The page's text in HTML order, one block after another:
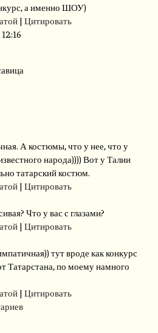
а именно ШОУ)
| Цитировать
А костюмы, что у нее, что у
народа)))) Вот у Талии
татарский костюм.
| Цитировать
Что у вас с глазами?
| Цитировать
тут вроде как конкурс
Татарстана, по моему намного
| Цитировать